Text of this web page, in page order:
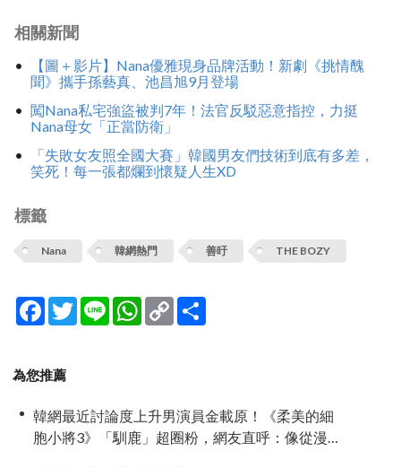
相關新聞
【圖＋影片】Nana優雅現身品牌活動！新劇《挑情醜
聞》攜手孫藝真、池昌旭9月登場
闖Nana私宅強盜被判7年！法官反駁惡意指控，力挺
Nana母女「正當防衛」
「失敗女友照全國大賽」韓國男友們技術到底有多差，
笑死！每一張都爛到懷疑人生XD
標籤
Nana 韓網熱門 善旴 THE BOZY
Facebook
TwitterLine WhatsApp
Copy
Link
為您推薦
韓網最近討論度上升男演員金載原！《柔美的細
胞小將3》「馴鹿」超圈粉，網友直呼：像從漫畫